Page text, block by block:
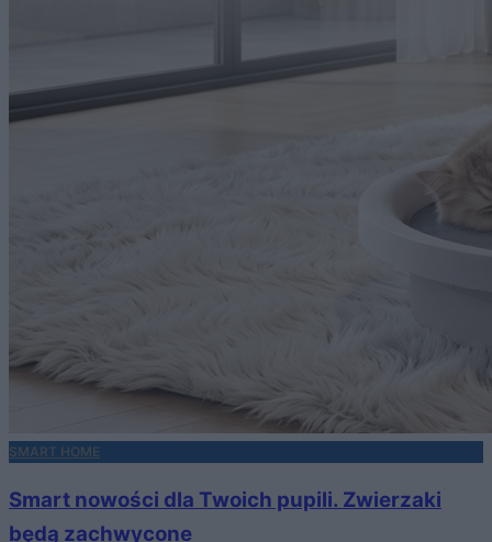
SMART HOME
Smart nowości dla Twoich pupili. Zwierzaki
będą zachwycone